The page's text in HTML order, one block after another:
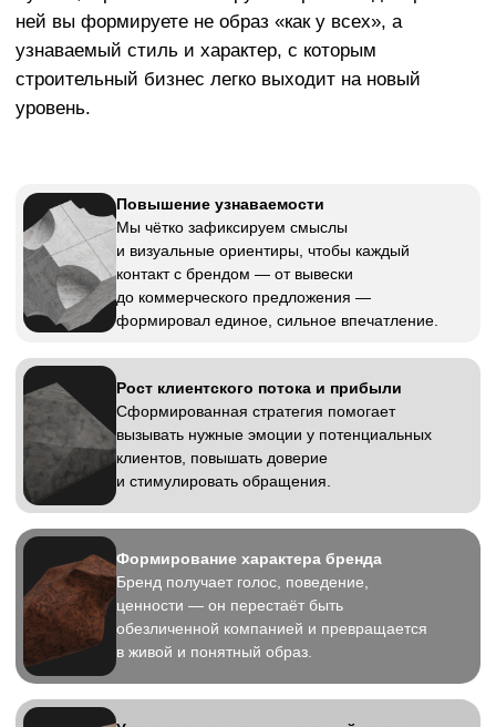
инфраструктура или подрядные работы. В
стандартный состав входит: